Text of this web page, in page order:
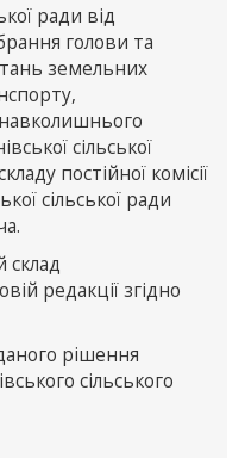
ради від
голови та
земельних
навколишнього
сільської
постійної комісії
сільської ради
склад
редакції згідно
рішення
сільського